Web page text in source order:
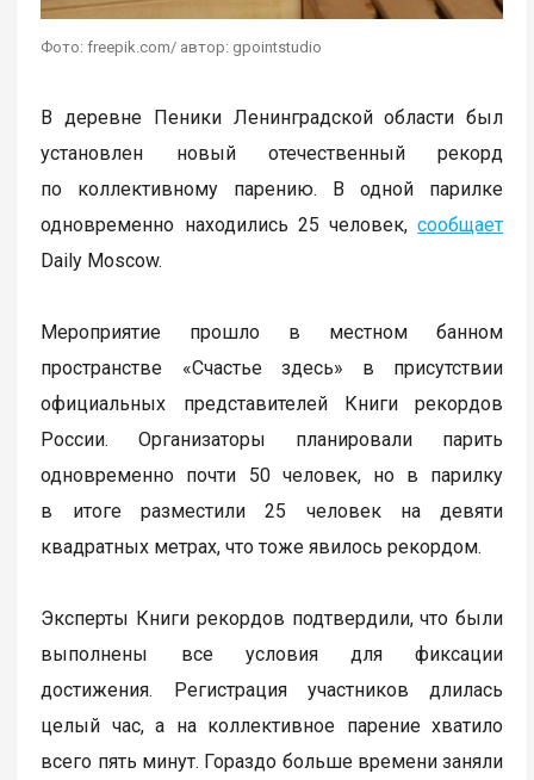
Фото: freepik.com/ автор: gpointstudio
В деревне Пеники Ленинградской области был
установлен новый отечественный рекорд
по коллективному парению. В одной парилке
одновременно находились 25 человек,сообщает
Daily Moscow.
Мероприятие прошло в местном банном
пространстве «Счастье здесь» в присутствии
официальных представителей Книги рекордов
России. Организаторы планировали парить
одновременно почти 50 человек, но в парилку
в итоге разместили 25 человек на девяти
квадратных метрах, что тоже явилось рекордом.
Эксперты Книги рекордов подтвердили, что были
выполнены все условия для фиксации
достижения. Регистрация участников длилась
целый час, а на коллективное парение хватило
всего пять минут. Гораздо больше времени заняли